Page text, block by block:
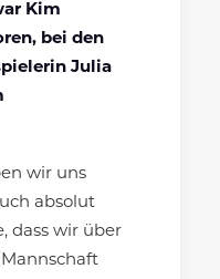
Kim
bei den
Julia
wir uns
absolut
dass wir über